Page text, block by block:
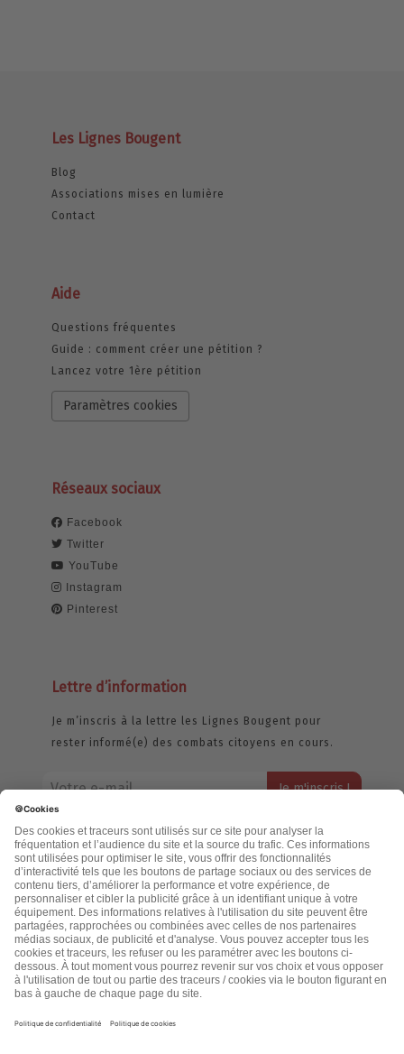
Les Lignes Bougent
Blog
Associations mises en lumière
Contact
Aide
Questions fréquentes
Guide : comment créer une pétition ?
Lancez votre 1ère pétition
Paramètres cookies
Réseaux sociaux
Facebook
Twitter
YouTube
Instagram
Pinterest
Lettre d’information
Je m’inscris à la lettre les Lignes Bougent pour
rester informé(e) des combats citoyens en cours.
jamais échangée. Pour consulter notre politique de confidentialité,
cliquez ici.
Accueil
Politique de confidentialité
Cookies